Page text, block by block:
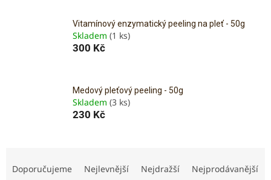
Vitamínový enzymatický peeling na pleť - 50g
Skladem (1 ks)
300 Kč
Medový pleťový peeling - 50g
Skladem (3 ks)
230 Kč
Doporučujeme Nejlevnější Nejdražší Nejprodávanější